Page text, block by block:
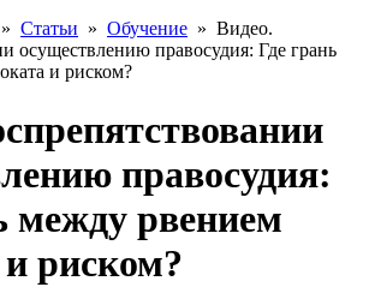
» Статьи » Обучение » Видео.
осуществлению правосудия: Где грань
и риском?
правосудия:
между рвением
риском?